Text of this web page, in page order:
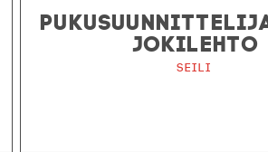
JOKILEHTO
Seili